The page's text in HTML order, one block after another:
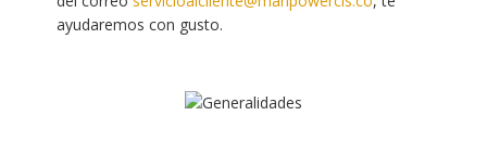
ayudaremos con gusto.